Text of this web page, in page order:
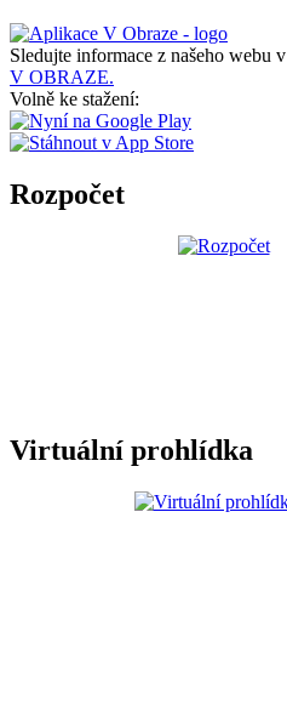
Sledujte informace z našeho webu v
V OBRAZE.
Volně ke stažení:
Rozpočet
Virtuální prohlídka